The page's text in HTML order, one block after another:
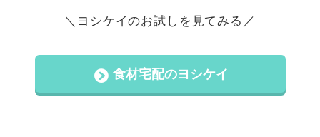
＼ヨシケイのお試しを見てみる／
食材宅配のヨシケイ